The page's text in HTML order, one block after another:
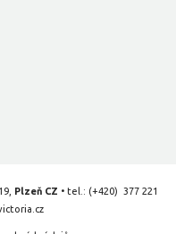
Plzeň CZ • tel.: (+420) 377 221